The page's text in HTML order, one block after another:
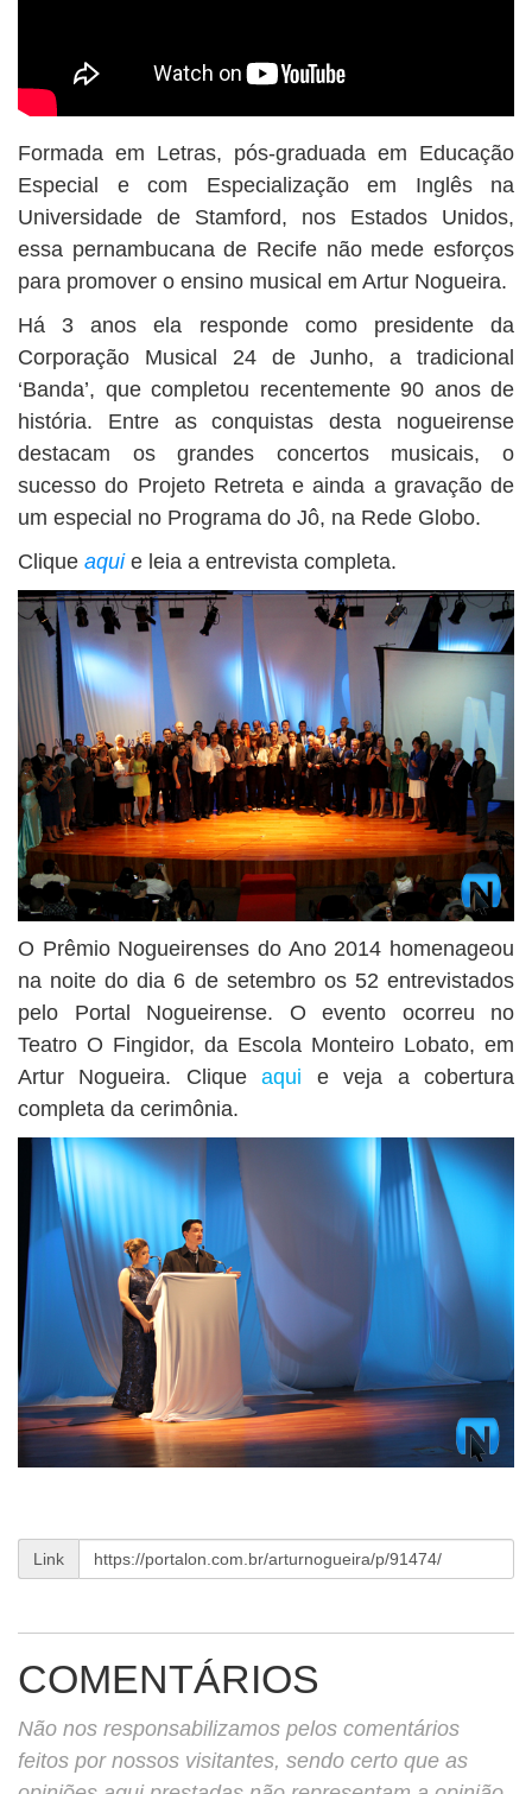
Formada em Letras, pós-graduada em Educação
Especial e com Especialização em Inglês na
Universidade de Stamford, nos Estados Unidos,
essa pernambucana de Recife não mede esforços
para promover o ensino musical em Artur Nogueira.
Há 3 anos ela responde como presidente da
Corporação Musical 24 de Junho, a tradicional
‘Banda’, que completou recentemente 90 anos de
história. Entre as conquistas desta nogueirense
destacam os grandes concertos musicais, o
sucesso do Projeto Retreta e ainda a gravação de
um especial no Programa do Jô, na Rede Globo.
Clique aqui e leia a entrevista completa.
O Prêmio Nogueirenses do Ano 2014 homenageou
na noite do dia 6 de setembro os 52 entrevistados
pelo Portal Nogueirense. O evento ocorreu no
Teatro O Fingidor, da Escola Monteiro Lobato, em
Artur Nogueira. Cliqueaqui e veja a cobertura
completa da cerimônia.
Link
COMENTÁRIOS
Não nos responsabilizamos pelos comentários
feitos por nossos visitantes, sendo certo que as